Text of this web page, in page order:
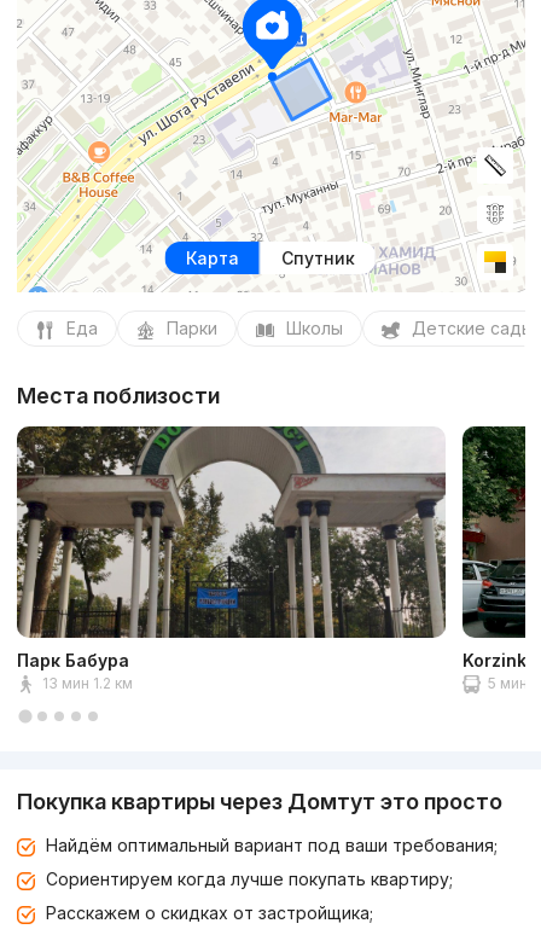
Карта Спутник
Еда Парки Школы Детские сады
Места поблизости
Парк Бабура
13 мин 1.2 км
Korzinka
5 мин
Покупка квартиры через Домтут это просто
Найдём оптимальный вариант под ваши требования;
Сориентируем когда лучше покупать квартиру;
Расскажем о скидках от застройщика;